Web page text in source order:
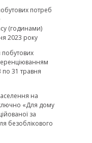
потреб
(годинами)
2023 року
по 31 травня
на
«Для дому
за
безоблікового